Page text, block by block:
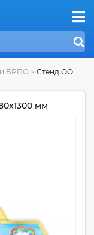
БРПО > Стенд ОО
мм